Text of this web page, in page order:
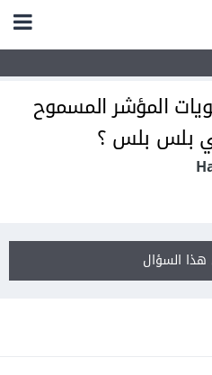
المؤشر المسموح
بلس بلس ؟
السؤال